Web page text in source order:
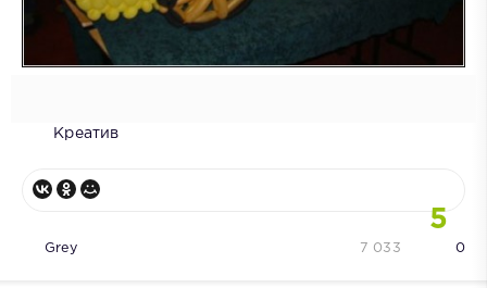
Креатив
5
Grey 0
7 033